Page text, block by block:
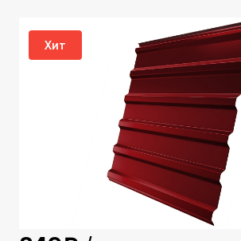
Хит